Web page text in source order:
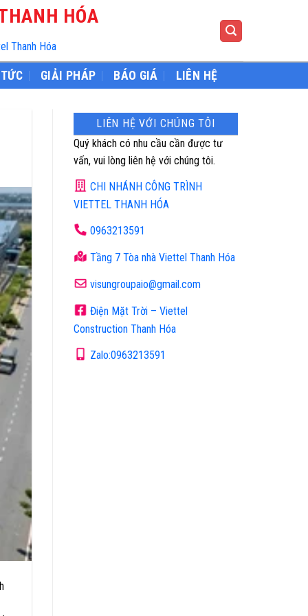
HÓA
Thanh Hóa
GIẢI PHÁP BÁO GIÁ LIÊN HỆ
LIÊN HỆ VỚI CHÚNG TÔI
Quý khách có nhu cầu cần được tư
vấn, vui lòng liên hệ với chúng tôi.
CHI NHÁNH CÔNG TRÌNH
VIETTEL THANH HÓA
0963213591
Tầng 7 Tòa nhà Viettel Thanh Hóa
visungroupaio@gmail.com
Điện Mặt Trời – Viettel
Construction Thanh Hóa
Zalo:0963213591